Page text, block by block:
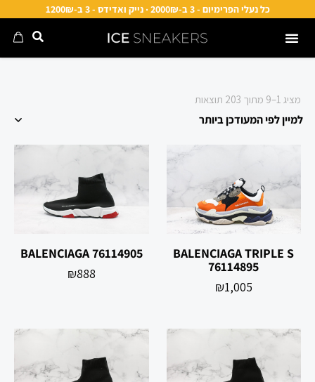
כל נעלי הפרימיום - 3 ב-2000₪ · נייק ואדידס - 3 ב-1200₪
מציג 1–9 מתוך 203 תוצאות
BALENCIAGA TRIPLE S
76114895
₪1,005
76114905 BALENCIAGA
₪888